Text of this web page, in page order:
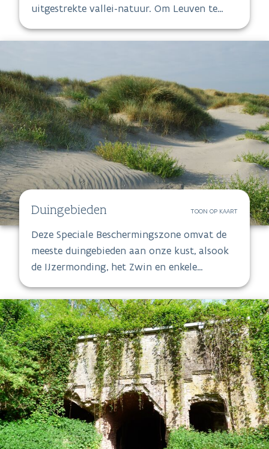
uitgestrekte vallei-natuur. Om Leuven te
ontwikkelde de overheid een natuurlijk
Daardoor zie je als bezoeker vaak bomen
liggen in de rivier.
Duingebieden TOON OP KAART
Deze Speciale Beschermingszone omvat de
meeste duingebieden aan onze kust, alsook
de IJzermonding, het Zwin en enkele
overlapt grotendeels met het
vogelrichtlijngebied Westkust en deels met
het vogelrichtlijngebied het Zwin.